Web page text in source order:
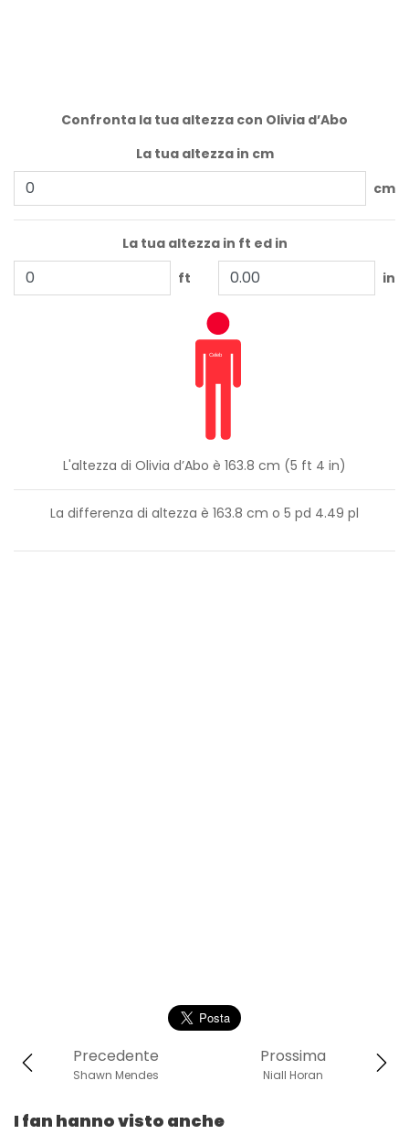
Confronta la tua altezza con Olivia d’Abo
La tua altezza in cm
cm
La tua altezza in ft ed in
ft
in
L'altezza di Olivia d’Abo è 163.8 cm (5 ft 4 in)
La differenza di altezza è 163.8 cm o 5 pd 4.49 pl
Prossima
Niall Horan
Precedente
Shawn Mendes
I fan hanno visto anche